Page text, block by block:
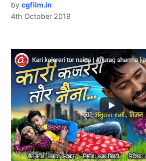
by cgfilm.in
4th October 2019